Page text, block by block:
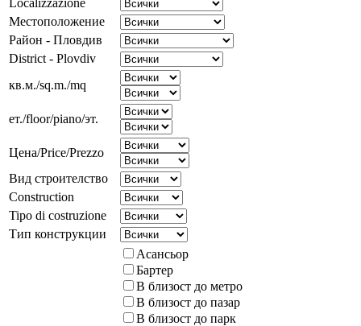
Местоположение
Район - Пловдив
District - Plovdiv
кв.м./sq.m./mq
ет./floor/piano/эт.
Цена/Price/Prezzo
Вид строителство
Construction
Tipo di costruzione
Тип конструкции
Асансьор
Бартер
В близост до метро
В близост до пазар
В близост до парк